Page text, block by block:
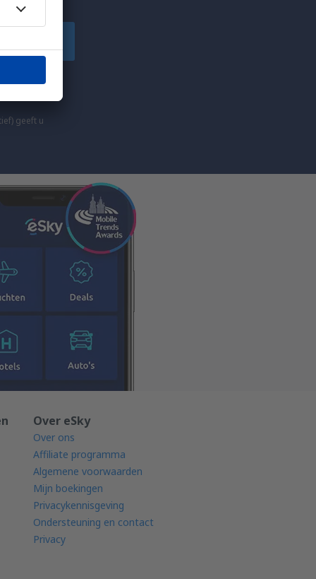
(via
geeft u
Over eSky
Over ons
Affiliate programma
Algemene voorwaarden
Mijn boekingen
Privacykennisgeving
Ondersteuning en contact
Privacy